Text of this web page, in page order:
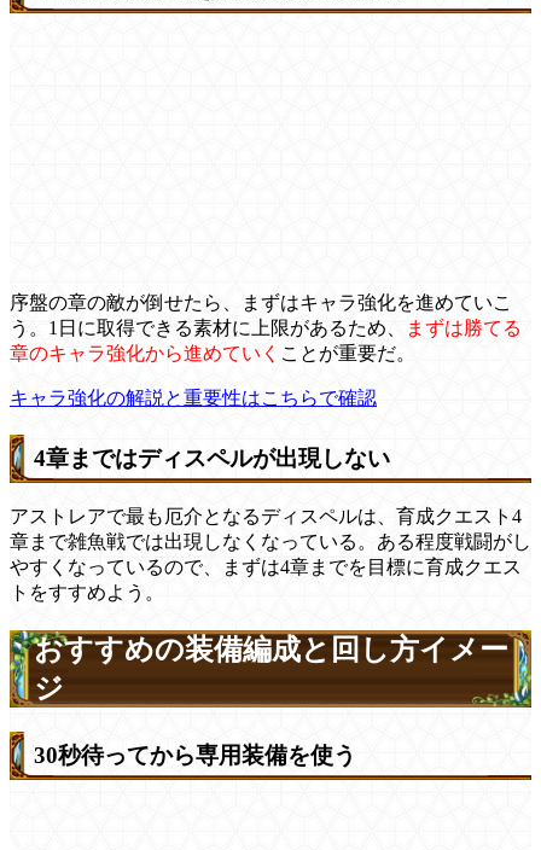
序盤の章の敵が倒せたら、まずはキャラ強化を進めていこ
う。1日に取得できる素材に上限があるため、
まずは勝てる
章のキャラ強化から進めていく ことが重要だ。
キャラ強化の解説と重要性はこちらで確認
4章まではディスペルが出現しない
アストレアで最も厄介となるディスペルは、育成クエスト4
章まで雑魚戦では出現しなくなっている。ある程度戦闘がし
やすくなっているので、まずは4章までを目標に育成クエス
トをすすめよう。
おすすめの装備編成と回し方イメー
ジ
30秒待ってから専用装備を使う